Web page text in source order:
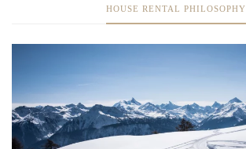
HOUSE RENTAL PHILOSOPHY